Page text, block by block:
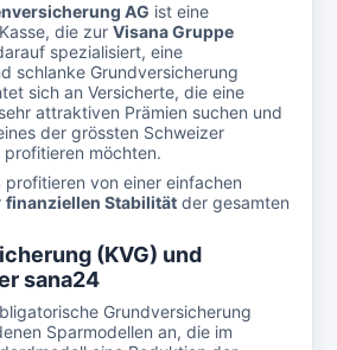
AG ist eine
die zur Visana Gruppe
spezialisiert, eine
schlanke Grundversicherung
sich an Versicherte, die eine
attraktiven Prämien suchen und
der grössten Schweizer
möchten.
profitieren von einer einfachen
finanziellen Stabilität der gesamten
(KVG) und
sana24
Grundversicherung
Sparmodellen an, die im